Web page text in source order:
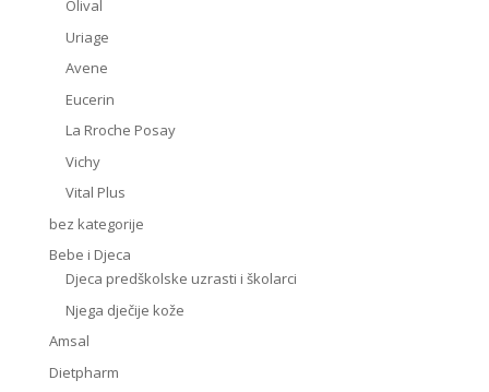
Olival
Uriage
Avene
Eucerin
La Rroche Posay
Vichy
Vital Plus
bez kategorije
Bebe i Djeca
Djeca predškolske uzrasti i školarci
Njega dječije kože
Amsal
Dietpharm